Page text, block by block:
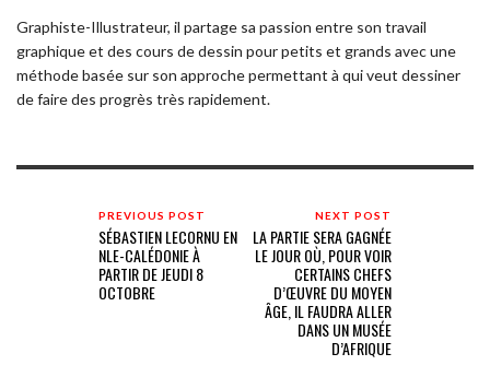
Graphiste-Illustrateur, il partage sa passion entre son travail
graphique et des cours de dessin pour petits et grands avec une
méthode basée sur son approche permettant à qui veut dessiner
de faire des progrès très rapidement.
PREVIOUS POST
SÉBASTIEN LECORNU EN
NLE-CALÉDONIE À
PARTIR DE JEUDI 8
OCTOBRE
NEXT POST
LA PARTIE SERA GAGNÉE
LE JOUR OÙ, POUR VOIR
CERTAINS CHEFS
D’ŒUVRE DU MOYEN
ÂGE, IL FAUDRA ALLER
DANS UN MUSÉE
D’AFRIQUE